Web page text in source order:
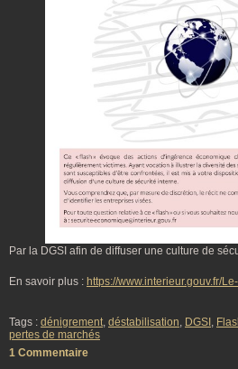
Par la DGSI afin de diffuser une culture de
En savoir plus : https://www.interieur.gouv.fr/
Tags : dénigrement, déstabilisation, DGSI ,
pertes de marchés
1 Commentaire